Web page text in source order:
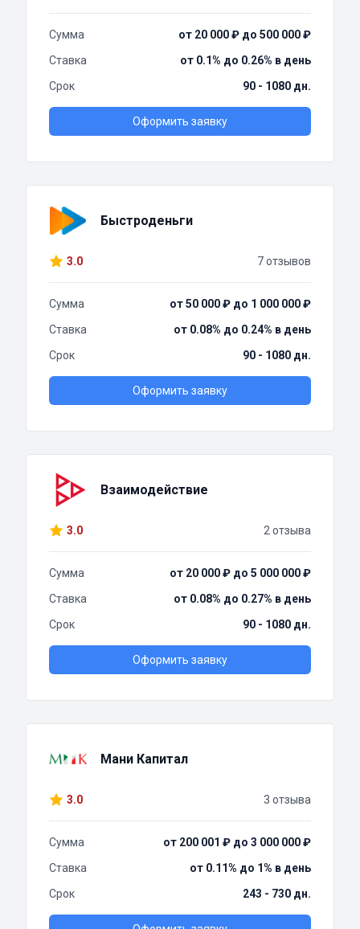
Сумма
от 20 000 ₽ до 500 000 ₽
Ставка
от 0.1% до 0.26% в день
Срок
90 - 1080 дн.
Оформить заявку
Быстроденьги
3.0 7 отзывов
Сумма
от 50 000 ₽ до 1 000 000 ₽
Ставка
от 0.08% до 0.24% в день
Срок
90 - 1080 дн.
Оформить заявку
Взаимодействие
3.0 2 отзыва
Сумма
от 20 000 ₽ до 5 000 000 ₽
Ставка
от 0.08% до 0.27% в день
Срок
90 - 1080 дн.
Оформить заявку
Мани Капитал
3.0 3 отзыва
Сумма
от 200 001 ₽ до 3 000 000 ₽
Ставка
от 0.11% до 1% в день
Срок
243 - 730 дн.